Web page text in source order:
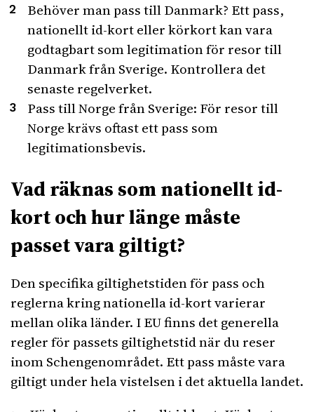
Behöver man pass till Danmark? Ett pass,
nationellt id-kort eller körkort kan vara
godtagbart som legitimation för resor till
Danmark från Sverige. Kontrollera det
senaste regelverket.
Pass till Norge från Sverige: För resor till
Norge krävs oftast ett pass som
legitimationsbevis.
Vad räknas som nationellt id-
kort och hur länge måste
passet vara giltigt?
Den specifika giltighetstiden för pass och
reglerna kring nationella id-kort varierar
mellan olika länder. I EU finns det generella
regler för passets giltighetstid när du reser
inom Schengenområdet. Ett pass måste vara
giltigt under hela vistelsen i det aktuella landet.